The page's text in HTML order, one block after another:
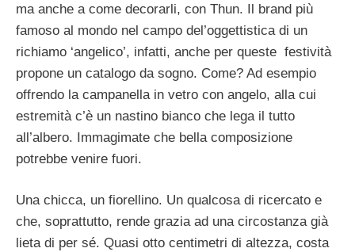
ma anche a come decorarli, con Thun. Il brand più
famoso al mondo nel campo del’oggettistica di un
richiamo ‘angelico’, infatti, anche per queste festività
propone un catalogo da sogno. Come? Ad esempio
offrendo la campanella in vetro con angelo, alla cui
estremità c’è un nastino bianco che lega il tutto
all’albero. Immagimate che bella composizione
potrebbe venire fuori.
Una chicca, un fiorellino. Un qualcosa di ricercato e
che, soprattutto, rende grazia ad una circostanza già
lieta di per sé. Quasi otto centimetri di altezza, costa